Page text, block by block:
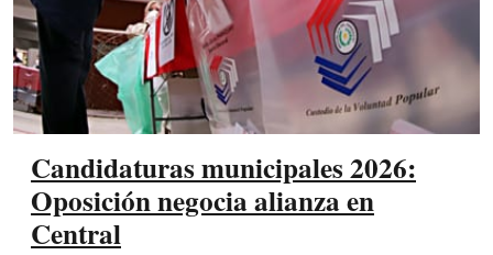
Candidaturas municipales 2026:
Oposición negocia alianza en
Central